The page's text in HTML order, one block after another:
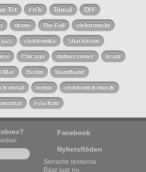
Tet r'n'b Burial DIY
drone The Fall elektroniskt
jazz elektronika Shackleton
Chicago dubversioner kraut
Mar Berlin blandband
metal remix elektronisk musik
Fela Kuti
Facebook
Nyhetsflöden
Senaste texterna
Bäst just nu